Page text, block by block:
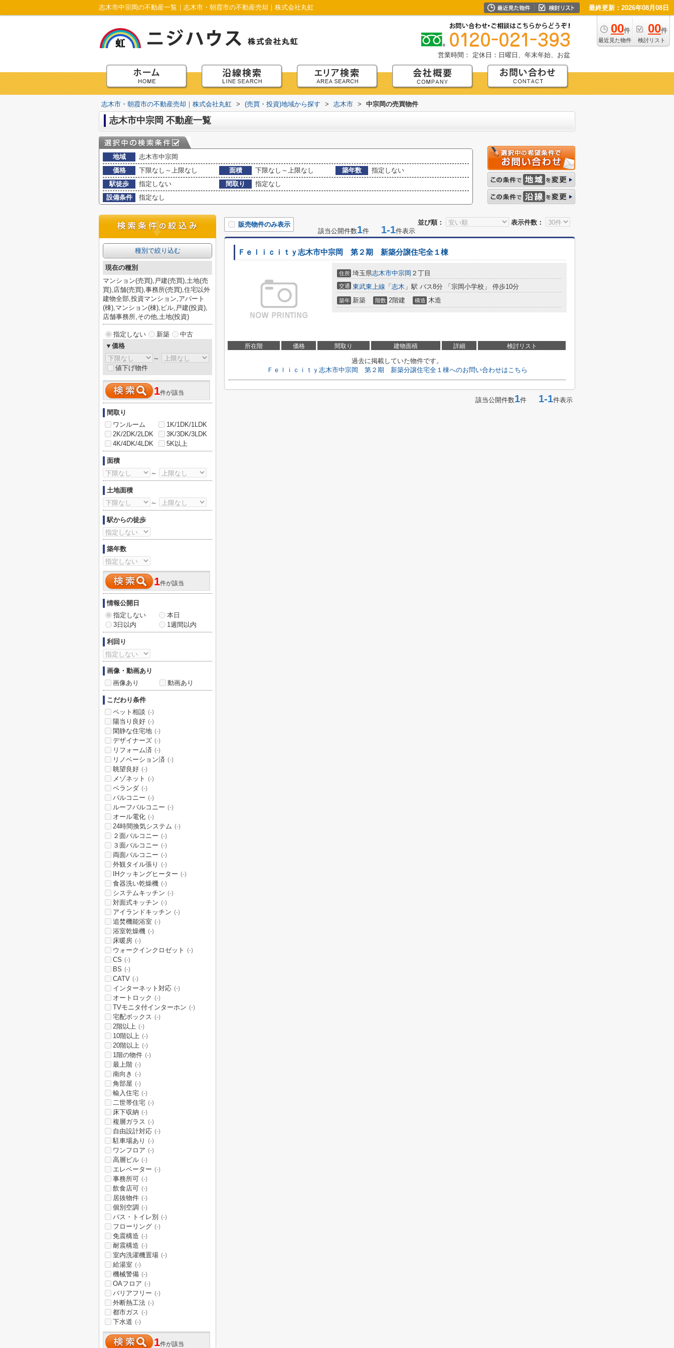
志木市中宗岡の不動産一覧｜志木市・朝霞市の不動産売却｜株式会社丸虹 最終更新：2026年08月08日
00件
最近見た物件
00件
検討リスト
営業時間： 定休日：日曜日、年末年始、お盆
志木市・朝霞市の不動産売却｜株式会社丸虹 > (売買・投資)地域から探す > 志木市 > 中宗岡の売買物件
志木市中宗岡 不動産一覧
地域
志木市中宗岡
価格
下限なし～上限なし 面積 下限なし～上限なし 築年数
指定しない
駅徒歩
指定しない 間取り
指定なし
設備条件
指定なし
並び順： 表示件数：
販売物件のみ表示
該当公開件数1件 1-1件表示
Ｆｅｌｉｃｉｔｙ志木市中宗岡 第２期 新築分譲住宅全１棟
住所 埼玉県志木市中宗岡 ２丁目
交通 東武東上線 「 志木 」駅 バス8分 「宗岡小学校」 停歩10分
築年 新築 階数 2階建 構造 木造
所在階 価格 間取り 建物面積 詳細 検討リスト
過去に掲載していた物件です。
Ｆｅｌｉｃｉｔｙ志木市中宗岡 第２期 新築分譲住宅全１棟へのお問い合わせはこちら
該当公開件数1件 1-1件表示
種別で絞り込む
現在の種別
マンション(売買),戸建(売買),土地(売
買),店舗(売買),事務所(売買),住宅以外
建物全部,投資マンション,アパート
(棟),マンション(棟),ビル,戸建(投資),
店舗事務所,その他,土地(投資)
指定しない 新築
中古
▼価格
～
値下げ物件
1件が該当
間取り
ワンルーム
1K/1DK/1LDK
2K/2DK/2LDK
3K/3DK/3LDK
4K/4DK/4LDK
5K以上
面積
～
土地面積
～
駅からの徒歩
築年数
1件が該当
情報公開日
指定しない
本日
3日以内
1週間以内
利回り
画像・動画あり
画像あり
動画あり
こだわり条件
ペット相談 (-)
陽当り良好 (-)
閑静な住宅地 (-)
デザイナーズ (-)
リフォーム済 (-)
リノベーション済 (-)
眺望良好 (-)
メゾネット (-)
ベランダ (-)
バルコニー (-)
ルーフバルコニー (-)
オール電化 (-)
24時間換気システム (-)
２面バルコニー (-)
３面バルコニー (-)
両面バルコニー (-)
外観タイル張り (-)
IHクッキングヒーター (-)
食器洗い乾燥機 (-)
システムキッチン (-)
対面式キッチン (-)
アイランドキッチン (-)
追焚機能浴室 (-)
浴室乾燥機 (-)
床暖房 (-)
ウォークインクロゼット (-)
CS (-)
BS (-)
CATV (-)
インターネット対応 (-)
オートロック (-)
TVモニタ付インターホン (-)
宅配ボックス (-)
2階以上 (-)
10階以上 (-)
20階以上 (-)
1階の物件 (-)
最上階 (-)
南向き (-)
角部屋 (-)
輸入住宅 (-)
二世帯住宅 (-)
床下収納 (-)
複層ガラス (-)
自由設計対応 (-)
駐車場あり (-)
ワンフロア (-)
高層ビル (-)
エレベーター (-)
事務所可 (-)
飲食店可 (-)
居抜物件 (-)
個別空調 (-)
バス・トイレ別 (-)
フローリング (-)
免震構造 (-)
耐震構造 (-)
室内洗濯機置場 (-)
給湯室 (-)
機械警備 (-)
OAフロア (-)
バリアフリー (-)
外断熱工法 (-)
都市ガス (-)
下水道 (-)
1件が該当